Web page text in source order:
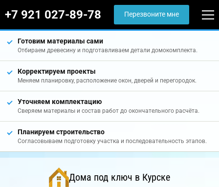
+7 921 027-89-78 Перезвоните мне
Готовим материалы сами
Отбираем древесину и подготавливаем детали домокомплекта.
Корректируем проекты
Меняем планировку, расположение окон, дверей и перегородок.
Уточняем комплектацию
Сверяем материалы и состав работ до окончательного расчёта.
Планируем строительство
Согласовываем подготовку участка и последовательность этапов.
Дома под ключ в Курске